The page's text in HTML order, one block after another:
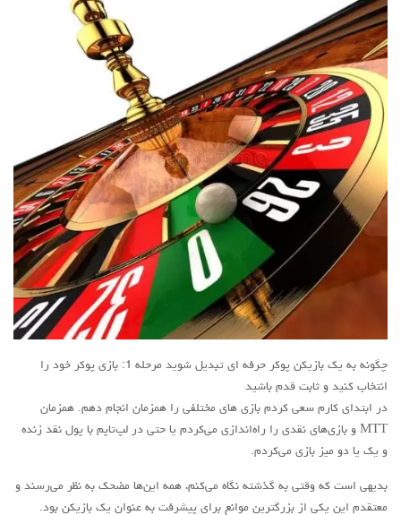
چگونه به یک بازیکن پوکر حرفه ای تبدیل شوید مرحله 1: بازی پوکر خود را
انتخاب کنید و ثابت قدم باشید
در ابتدای کارم سعی کردم بازی های مختلفی را همزمان انجام دهم. همزمان
MTT و بازی‌های نقدی را راه‌اندازی می‌کردم یا حتی در لپ‌تاپم با پول نقد زنده
و یک یا دو میز بازی می‌کردم.
بدیهی است که وقتی به گذشته نگاه می‌کنم، همه این‌ها مضحک به نظر می‌رسند و
معتقدم این یکی از بزرگترین موانع برای پیشرفت به عنوان یک بازیکن بود.